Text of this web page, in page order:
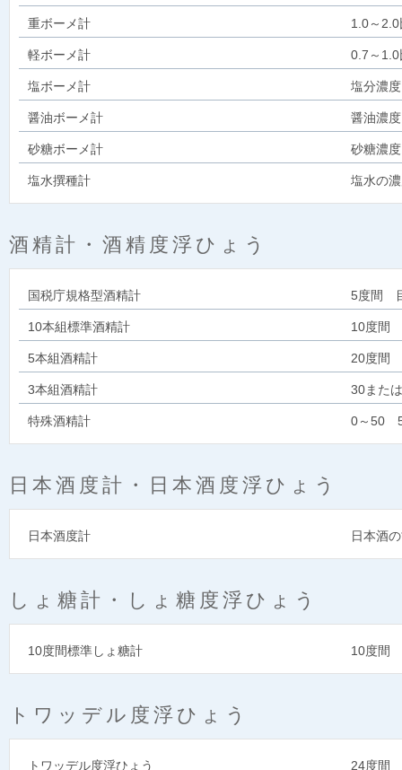
重ボーメ計 1.0～
軽ボーメ計 0.7～1.0
塩ボーメ計 塩分濃
醤油ボーメ計 醤油濃
砂糖ボーメ計 砂糖濃
塩水撰種計 塩水の
酒精計・酒精度浮ひょう
国税庁規格型酒精計 5度間
10本組標準酒精計 10度間
5本組酒精計 20度間
3本組酒精計 30また
特殊酒精計 0～50
日本酒度計・日本酒度浮ひょう
日本酒度計 日本酒
しょ糖計・しょ糖度浮ひょう
10度間標準しょ糖計 10度間
トワッデル度浮ひょう
トワッデル度浮ひょう 24度間